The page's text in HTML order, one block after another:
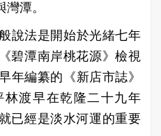
潭。
說法是開始於光緒七年
碧潭南岸桃花源》檢視
年編纂的《新店市誌》
渡早在乾隆二十九年
已經是淡水河運的重要